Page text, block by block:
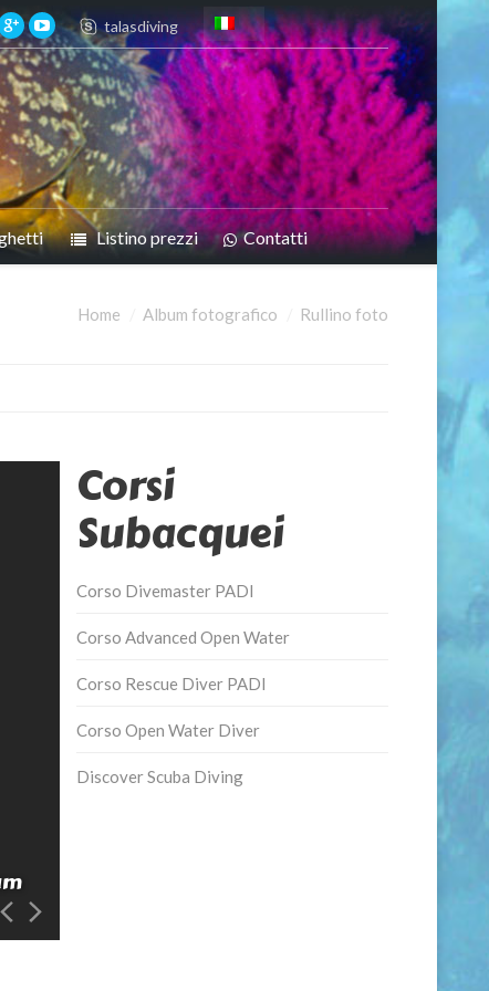
talasdiving
Listino prezzi Contatti
Home Album fotografico Rullino foto
Corsi
Subacquei
Corso Divemaster PADI
Corso Advanced Open Water
Corso Rescue Diver PADI
Corso Open Water Diver
Discover Scuba Diving